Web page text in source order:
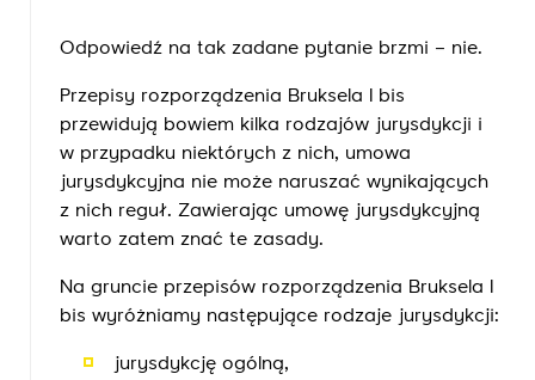
Odpowiedź na tak zadane pytanie brzmi – nie.
Przepisy rozporządzenia Bruksela I bis
przewidują bowiem kilka rodzajów jurysdykcji i
w przypadku niektórych z nich, umowa
jurysdykcyjna nie może naruszać wynikających
z nich reguł. Zawierając umowę jurysdykcyjną
warto zatem znać te zasady.
Na gruncie przepisów rozporządzenia Bruksela I
bis wyróżniamy następujące rodzaje jurysdykcji:
jurysdykcję ogólną,